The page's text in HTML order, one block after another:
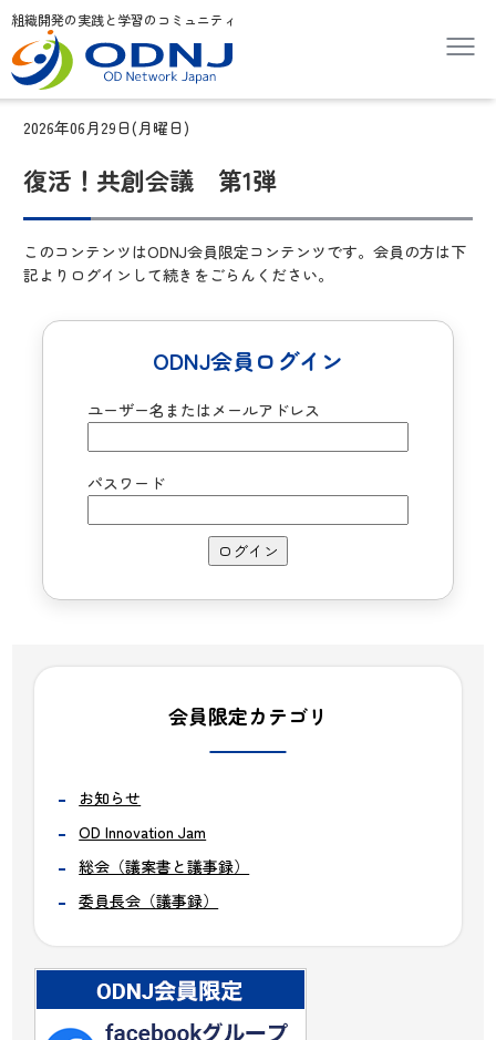
組織開発の実践と学習のコミュニティ
2026年06月29日(月曜日)
復活！共創会議 第1弾
このコンテンツはODNJ会員限定コンテンツです。会員の方は下
記よりログインして続きをごらんください。
ODNJ会員ログイン
ユーザー名またはメールアドレス
パスワード
会員限定カテゴリ
お知らせ
OD Innovation Jam
総会（議案書と議事録）
委員長会（議事録）